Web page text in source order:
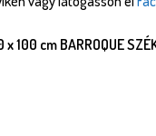
100 cm BARROQUE